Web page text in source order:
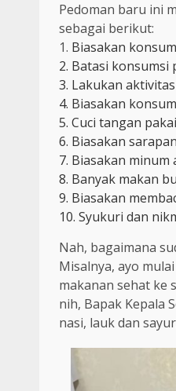
Pedoman baru ini
sebagai berikut:
1. Biasakan
2. Batasi konsumsi
3. Lakukan
4. Biasakan
5. Cuci tangan
6. Biasakan
7. Biasakan
8. Banyak makan
9. Biasakan
10. Syukuri dan
Nah, bagaimana
Misalnya, ayo
makanan sehat ke
nih, Bapak Kepala
nasi, lauk dan